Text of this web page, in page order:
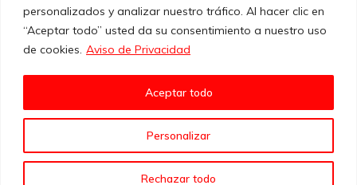
personalizados y analizar nuestro tráfico. Al hacer clic en
“Aceptar todo” usted da su consentimiento a nuestro uso
de cookies. Aviso de Privacidad
Personalizar
Rechazar todo
Aceptar todo
Propiedad Intelectual
Términos y condiciones
Copyright © 2026. Todos los derechos reservados.
Síguenos!